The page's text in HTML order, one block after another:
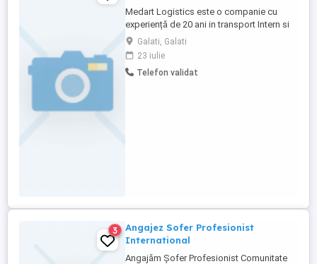
Medart Logistics este o companie cu
experiență de 20 ani in transport Intern si
International Cerințe minime: - Experiență
în transport internațional, - Disponibilitate
de lucru în Europa: 4,6,8,10,12 saptamani,
dar și alte variante stabilite de comun
Galati, Galati
23 iulie
Telefon validat
3
Angajez Sofer Profesionist
International
Angajăm Șofer Profesionist Comunitate